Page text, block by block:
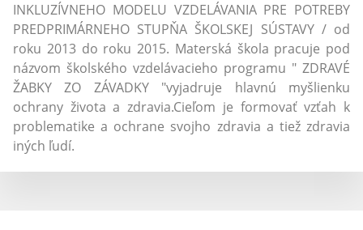
INKLUZÍVNEHO MODELU VZDELÁVANIA PRE POTREBY
PREDPRIMÁRNEHO STUPŇA ŠKOLSKEJ SÚSTAVY / od
roku 2013 do roku 2015. Materská škola pracuje pod
názvom školského vzdelávacieho programu " ZDRAVÉ
ŽABKY ZO ZÁVADKY "vyjadruje hlavnú myšlienku
ochrany života a zdravia.Cieľom je formovať vzťah k
problematike a ochrane svojho zdravia a tiež zdravia
iných ľudí.